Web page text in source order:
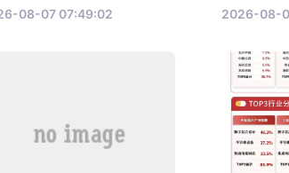
08-07 07:49:02 2026-08-